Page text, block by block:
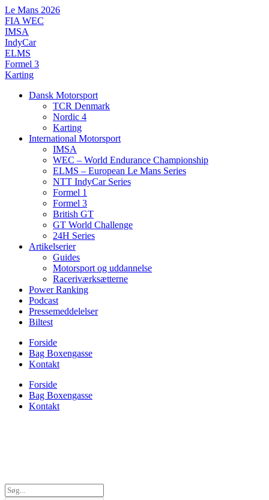
Videre
til
indhold
Le Mans 2026
FIA WEC
IMSA
IndyCar
ELMS
Formel 3
Karting
Dansk Motorsport
TCR Denmark
Nordic 4
Karting
International Motorsport
IMSA
WEC – World Endurance Championship
ELMS – European Le Mans Series
NTT IndyCar Series
Formel 1
Formel 3
British GT
GT World Challenge
24H Series
Artikelserier
Guides
Motorsport og uddannelse
Raceriværksætterne
Power Ranking
Podcast
Pressemeddelelser
Biltest
Forside
Bag Boxengasse
Kontakt
Forside
Bag Boxengasse
Kontakt